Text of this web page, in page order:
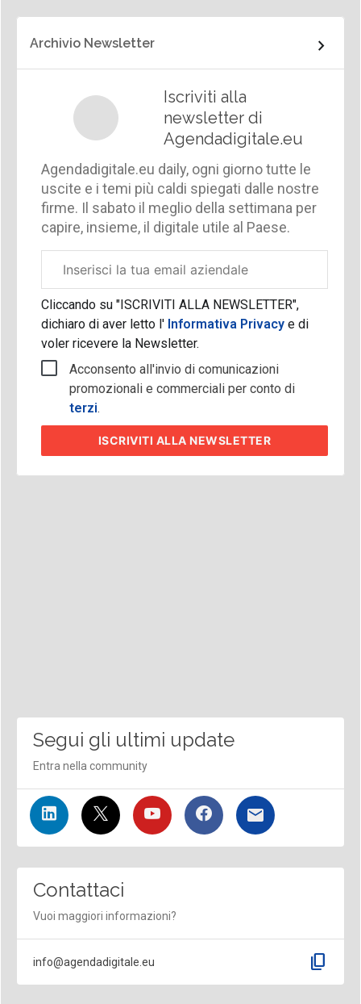
Archivio Newsletter
Iscriviti alla
newsletter di
Agendadigitale.eu
Agendadigitale.eu daily, ogni giorno tutte le
uscite e i temi più caldi spiegati dalle nostre
firme. Il sabato il meglio della settimana per
capire, insieme, il digitale utile al Paese.
aziendale
Cliccando su "ISCRIVITI ALLA NEWSLETTER",
dichiaro di aver letto l'Informativa Privacy e di
voler ricevere la Newsletter.
Acconsento all'invio di comunicazioni
promozionali e commerciali per conto di
terzi.
ISCRIVITI ALLA NEWSLETTER
Segui gli ultimi update
Entra nella community
Contattaci
Vuoi maggiori informazioni?
info@agendadigitale.eu content_copy